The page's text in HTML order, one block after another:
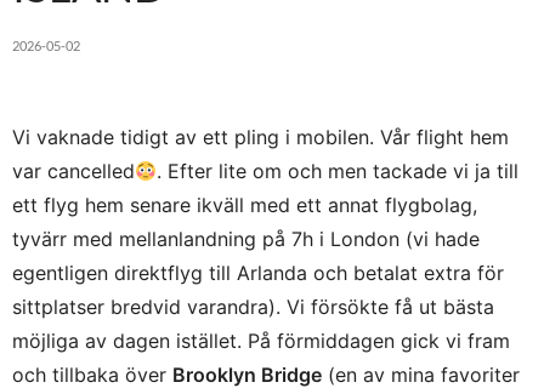
2026-05-02
Vi vaknade tidigt av ett pling i mobilen. Vår flight hem
var cancelled
. Efter lite om och men tackade vi ja till
ett flyg hem senare ikväll med ett annat flygbolag,
tyvärr med mellanlandning på 7h i London (vi hade
egentligen direktflyg till Arlanda och betalat extra för
sittplatser bredvid varandra). Vi försökte få ut bästa
möjliga av dagen istället. På förmiddagen gick vi fram
och tillbaka över Brooklyn Bridge (en av mina favoriter